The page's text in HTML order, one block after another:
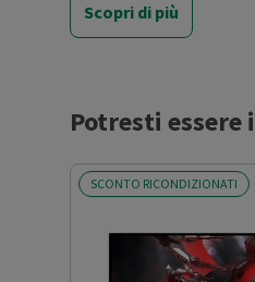
Luminosità (cd/m²)
Scopri di più
Potresti essere
SCONTO RICONDIZIONATI